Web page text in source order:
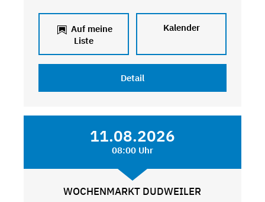
Auf meine
Liste
Kalender
Detail
11.08.2026
08:00 Uhr
WOCHENMARKT DUDWEILER